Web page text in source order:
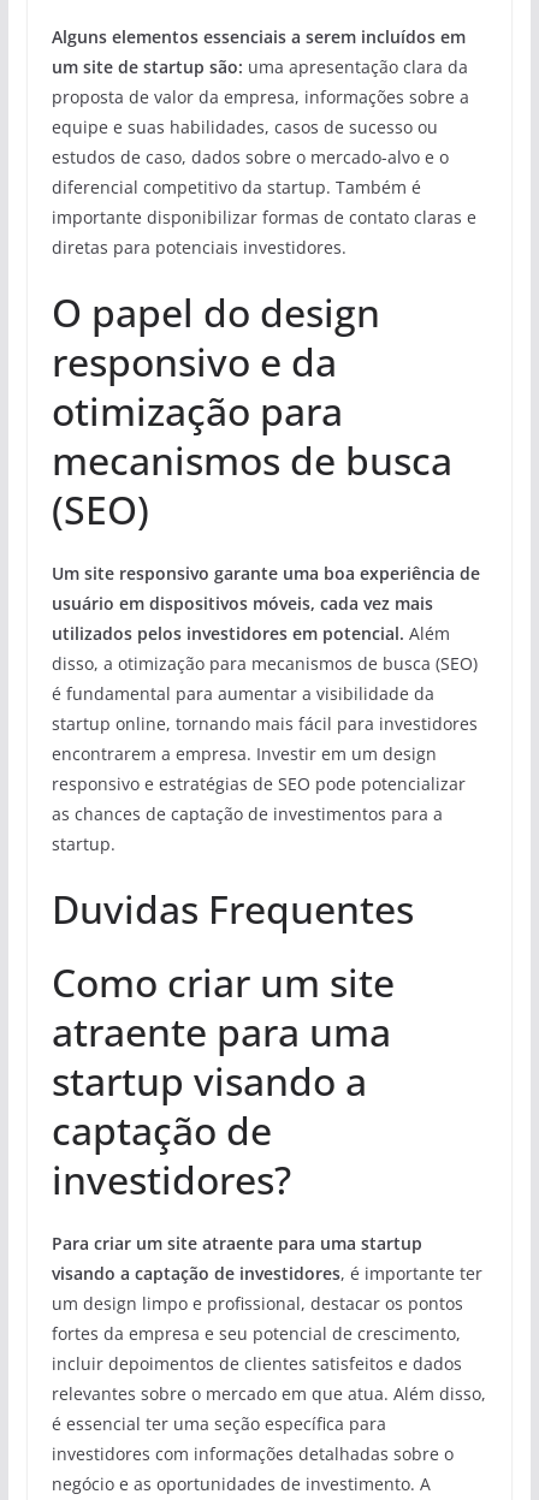
Alguns elementos essenciais a serem incluídos em
um site de startup são: uma apresentação clara da
proposta de valor da empresa, informações sobre a
equipe e suas habilidades, casos de sucesso ou
estudos de caso, dados sobre o mercado-alvo e o
diferencial competitivo da startup. Também é
importante disponibilizar formas de contato claras e
diretas para potenciais investidores.
O papel do design
responsivo e da
otimização para
mecanismos de busca
(SEO)
Um site responsivo garante uma boa experiência de
usuário em dispositivos móveis, cada vez mais
utilizados pelos investidores em potencial. Além
disso, a otimização para mecanismos de busca (SEO)
é fundamental para aumentar a visibilidade da
startup online, tornando mais fácil para investidores
encontrarem a empresa. Investir em um design
responsivo e estratégias de SEO pode potencializar
as chances de captação de investimentos para a
startup.
Duvidas Frequentes
Como criar um site
atraente para uma
startup visando a
captação de
investidores?
Para criar um site atraente para uma startup
visando a captação de investidores, é importante ter
um design limpo e profissional, destacar os pontos
fortes da empresa e seu potencial de crescimento,
incluir depoimentos de clientes satisfeitos e dados
relevantes sobre o mercado em que atua. Além disso,
é essencial ter uma seção específica para
investidores com informações detalhadas sobre o
negócio e as oportunidades de investimento. A